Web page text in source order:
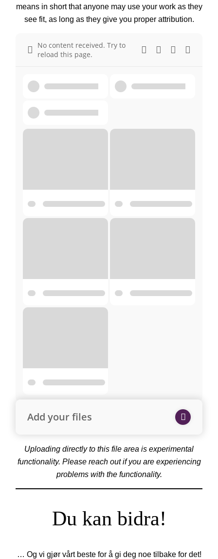
means in short that anyone may use your work as they
see fit, as long as they give you proper attribution.
No content received. Try to
reload this page.
Add your files
Uploading directly to this file area is experimental
functionality. Please reach out if you are experiencing
problems with the functionality.
Du kan bidra!
… Og vi gjør vårt beste for å gi deg noe tilbake for det!